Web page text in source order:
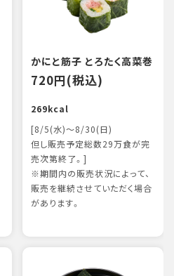
かにと筋子 とろたく高菜巻
720円(税込)
269kcal
[8/5(水)～8/30(日)
但し販売予定総数29万食が完
売次第終了。]
※期間内の販売状況によって、
販売を継続させていただく場合
があります。